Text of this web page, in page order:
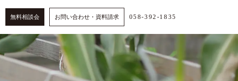
無料相談会 お問い合わせ・資料請求 058-392-1835